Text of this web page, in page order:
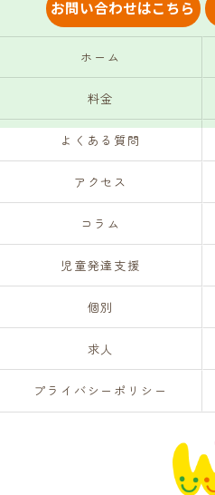
お問い合わせはこちら
ホーム
料金
よくある質問
アクセス
コラム
児童発達支援
個別
求人
プライバシーポリシー